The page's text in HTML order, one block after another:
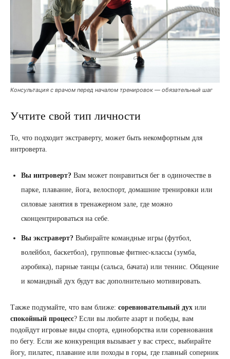
Консультация с врачом перед началом тренировок — обязательный шаг
Учтите свой тип личности
То, что подходит экстраверту, может быть некомфортным для
интроверта.
Вы интроверт? Вам может понравиться бег в одиночестве в
парке, плавание, йога, велоспорт, домашние тренировки или
силовые занятия в тренажерном зале, где можно
сконцентрироваться на себе.
Вы экстраверт? Выбирайте командные игры (футбол,
волейбол, баскетбол), групповые фитнес-классы (зумба,
аэробика), парные танцы (сальса, бачата) или теннис. Общение
и командный дух будут вас дополнительно мотивировать.
Также подумайте, что вам ближе: соревновательный дух или
спокойный процесс? Если вы любите азарт и победы, вам
подойдут игровые виды спорта, единоборства или соревнования
по бегу. Если же конкуренция вызывает у вас стресс, выбирайте
йогу, пилатес, плавание или походы в горы, где главный соперник